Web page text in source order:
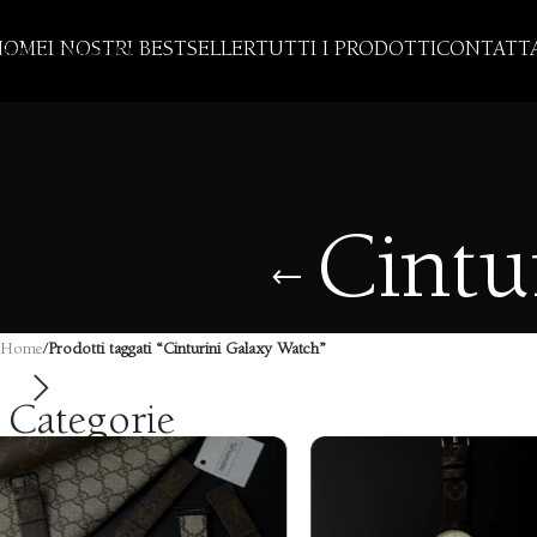
Skip to main content
I NOSTRI BESTSELLERTUTTI I PRODOTTI
Home/Prodotti taggati “Cinturini Galaxy Watch”
Categorie